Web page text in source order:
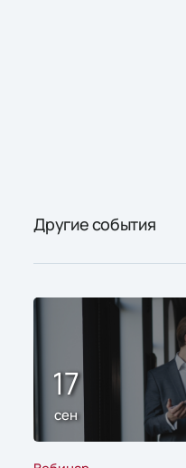
Другие события
17
сен